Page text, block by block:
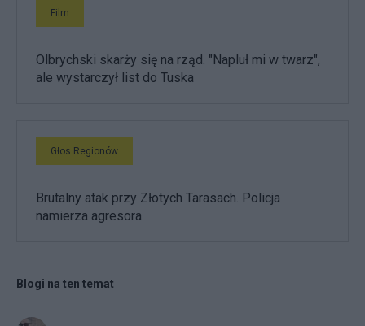
Film
Olbrychski skarży się na rząd. "Napluł mi w twarz",
ale wystarczył list do Tuska
Głos Regionów
Brutalny atak przy Złotych Tarasach. Policja
namierza agresora
Blogi na ten temat